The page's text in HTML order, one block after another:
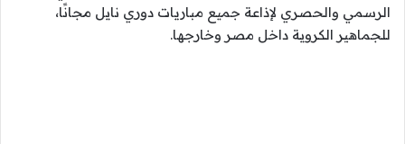
الرسمي والحصري لإذاعة جميع مباريات دوري نايل مجانًا،
للجماهير الكروية داخل مصر وخارجها.